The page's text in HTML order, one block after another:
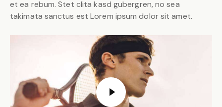
et ea rebum. Stet clita kasd gubergren, no sea
takimata sanctus est Lorem ipsum dolor sit amet.